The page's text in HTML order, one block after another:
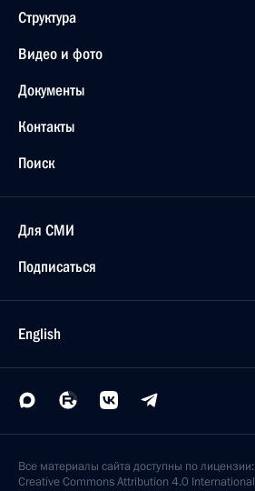
Структура
Видео и фото
Документы
Контакты
Поиск
Для СМИ
Подписаться
English
Все материалы сайта доступны по лицензии:
Creative Commons Attribution 4.0 International